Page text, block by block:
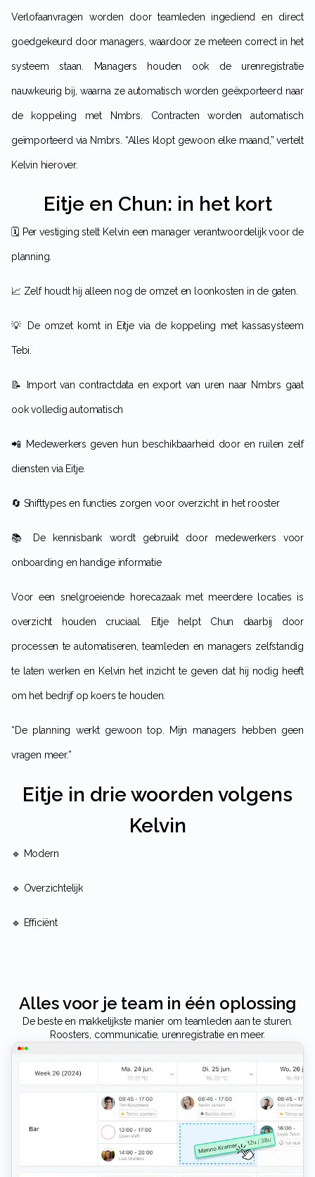
Verlofaanvragen worden door teamleden ingediend en direct
goedgekeurd door managers, waardoor ze meteen correct in het
systeem staan. Managers houden ook de urenregistratie
nauwkeurig bij, waarna ze automatisch worden geëxporteerd naar
de koppeling met Nmbrs. Contracten worden automatisch
geïmporteerd via Nmbrs. “Alles klopt gewoon elke maand,” vertelt
Kelvin hierover.
Eitje en Chun: in het kort
🗓️ Per vestiging stelt Kelvin een manager verantwoordelijk voor de
planning.
📈 Zelf houdt hij alleen nog de omzet en loonkosten in de gaten.
💡 De omzet komt in Eitje via de koppeling met kassasysteem
Tebi.
📝 Import van contractdata en export van uren naar Nmbrs gaat
ook volledig automatisch
📲 Medewerkers geven hun beschikbaarheid door en ruilen zelf
diensten via Eitje.
🔄 Shifttypes en functies zorgen voor overzicht in het rooster
📚 De kennisbank wordt gebruikt door medewerkers voor
onboarding en handige informatie
Voor een snelgroeiende horecazaak met meerdere locaties is
overzicht houden cruciaal. Eitje helpt Chun daarbij door
processen te automatiseren, teamleden en managers zelfstandig
te laten werken en Kelvin het inzicht te geven dat hij nodig heeft
om het bedrijf op koers te houden.
“De planning werkt gewoon top. Mijn managers hebben geen
vragen meer.”
Eitje in drie woorden volgens
Kelvin
Modern
Overzichtelijk
Efficiënt
Alles voor je team in één oplossing
De beste en makkelijkste manier om teamleden aan te sturen.
Roosters, communicatie, urenregistratie en meer.